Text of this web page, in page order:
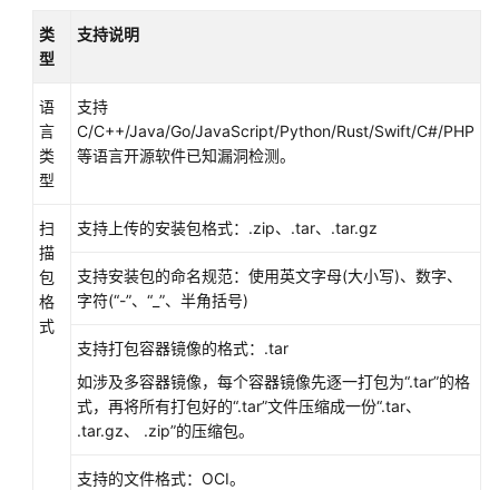
技
术
对
联
SaaS
类
品
联
营
KIT
技
类
型
支持说明
语
言
类
型
支持
C/C++/Java/Go/JavaScript/Python/Rust/Swift/C#/PHP
等语言开源软件已知漏洞检测。
扫
描
包
格
式
支持上传的安装包格式：.zip、.tar、.tar.gz
支持安装包的命名规范：使用英文字母(大小写)、数字、
字符(“-”、“_”、半角括号)
支持打包容器镜像的格式：.tar
如涉及多容器镜像，每个容器镜像先逐一打包为“.tar”的格
式，再将所有打包好的“.tar”文件压缩成一份“.tar、
.tar.gz、 .zip”的压缩包。
支持的文件格式：OCI。